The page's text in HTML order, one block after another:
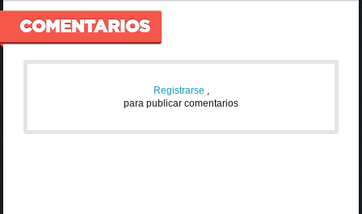
COMENTARIOS
Registrarse ,
para publicar comentarios